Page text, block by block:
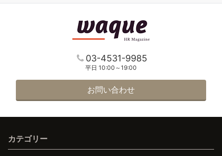
03-4531-9985
平日 10:00～19:00
お問い合わせ
カテゴリー